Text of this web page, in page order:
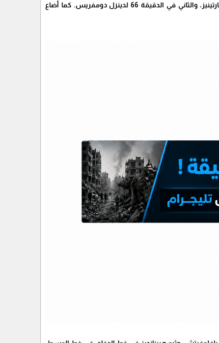
شهدت المباراة إلغاء هدفين لصالح إنتر ميلان بداعي التسلل، الأول في الدقيقة السابعة للاوتارو مارتينيز، والثاني في الدقيقة 66 لدينزل دومفريس. كما أضاع